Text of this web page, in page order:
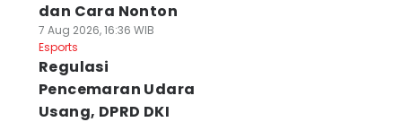
dan Cara Nonton
7 Aug 2026, 16:36 WIB
Esports
Regulasi
Pencemaran Udara
Usang, DPRD DKI